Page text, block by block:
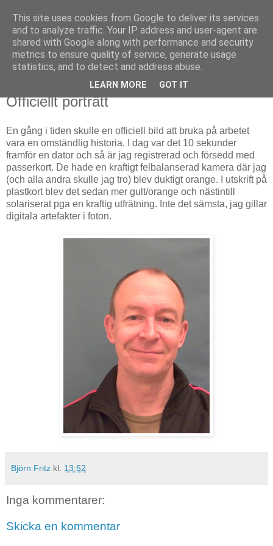
Björn Fritz
vad än som faller mig in
torsdag, september 23, 2010
Officiellt porträtt
En gång i tiden skulle en officiell bild att bruka på arbetet
vara en omständlig historia. I dag var det 10 sekunder
framför en dator och så är jag registrerad och försedd med
passerkort. De hade en kraftigt felbalanserad kamera där jag
(och alla andra skulle jag tro) blev duktigt orange. I utskrift på
plastkort blev det sedan mer gult/orange och nästintill
solariserat pga en kraftig utfrätning. Inte det sämsta, jag gillar
digitala artefakter i foton.
Björn Fritz kl. 13:52
Inga kommentarer:
Skicka en kommentar
This site uses cookies from Google to deliver its services
and to analyze traffic. Your IP address and user-agent are
shared with Google along with performance and security
metrics to ensure quality of service, generate usage
statistics, and to detect and address abuse.
LEARN MORE GOT IT